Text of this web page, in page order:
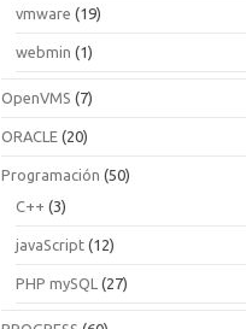
vmware (19)
webmin (1)
OpenVMS (7)
ORACLE (20)
Programación (50)
C++ (3)
javaScript (12)
PHP mySQL (27)